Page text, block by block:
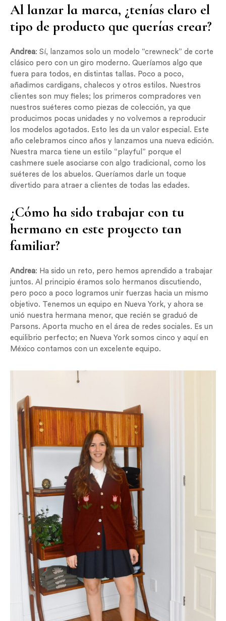
Al lanzar la marca, ¿tenías claro el
tipo de producto que querías crear?
Andrea: Sí, lanzamos solo un modelo “crewneck” de corte
clásico pero con un giro moderno. Queríamos algo que
fuera para todos, en distintas tallas. Poco a poco,
añadimos cardigans, chalecos y otros estilos. Nuestros
clientes son muy fieles; los primeros compradores ven
nuestros suéteres como piezas de colección, ya que
producimos pocas unidades y no volvemos a reproducir
los modelos agotados. Esto les da un valor especial. Este
año celebramos cinco años y lanzamos una nueva edición.
Nuestra marca tiene un estilo “playful” porque el
cashmere suele asociarse con algo tradicional, como los
suéteres de los abuelos. Queríamos darle un toque
divertido para atraer a clientes de todas las edades.
¿Cómo ha sido trabajar con tu
hermano en este proyecto tan
familiar?
Andrea: Ha sido un reto, pero hemos aprendido a trabajar
juntos. Al principio éramos solo hermanos discutiendo,
pero poco a poco logramos unir fuerzas hacia un mismo
objetivo. Tenemos un equipo en Nueva York, y ahora se
unió nuestra hermana menor, que recién se graduó de
Parsons. Aporta mucho en el área de redes sociales. Es un
equilibrio perfecto; en Nueva York somos cinco y aquí en
México contamos con un excelente equipo.